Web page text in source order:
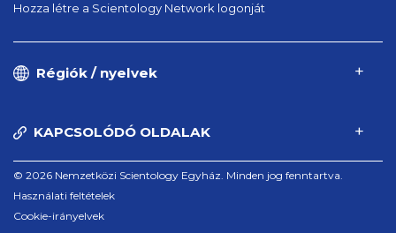
Hozza létre a Scientology Network logonját
Régiók / nyelvek
KAPCSOLÓDÓ OLDALAK
© 2026 Nemzetközi Scientology Egyház. Minden jog fenntartva.
Használati feltételek
Cookie-irányelvek